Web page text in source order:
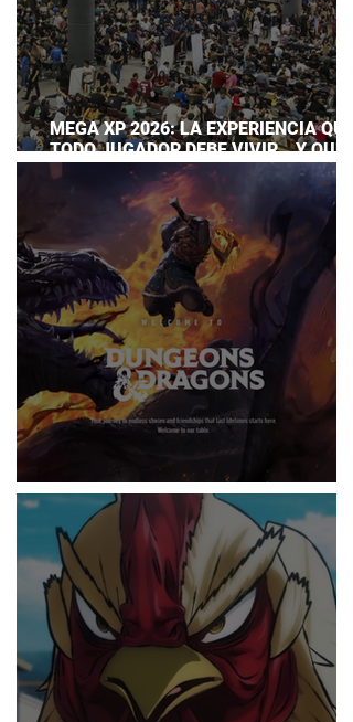
MEGA XP 2026: LA EXPERIENCIA QUE
TODO JUGADOR DEBE VIVIR… Y QUE
AHORA PUEDES DISFRUTAR A TU
DUNGEONS & DRAGONS ¿TE